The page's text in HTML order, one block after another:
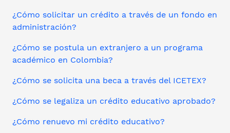
¿Cómo solicitar un crédito a través de un fondo en
administración?
¿Cómo se postula un extranjero a un programa
académico en Colombia?
¿Cómo se solicita una beca a través del ICETEX?
¿Cómo se legaliza un crédito educativo aprobado?
¿Cómo renuevo mi crédito educativo?